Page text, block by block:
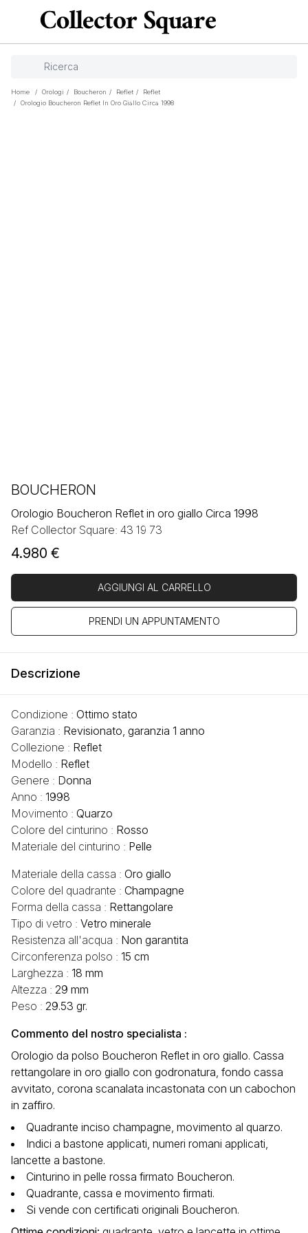
Home / Orologi / Boucheron / Reflet /
Reflet
/
Orologio Boucheron Reflet In Oro Giallo Circa 1998
BOUCHERON
Orologio Boucheron Reflet in oro giallo Circa 1998
Ref Collector Square: 43 19 73
4.980 €
AGGIUNGI AL CARRELLO
PRENDI UN APPUNTAMENTO
Descrizione
Condizione : Ottimo stato
Garanzia : Revisionato, garanzia 1 anno
Collezione : Reflet
Modello : Reflet
Genere : Donna
Anno : 1998
Movimento : Quarzo
Colore del cinturino : Rosso
Materiale del cinturino : Pelle
Materiale della cassa : Oro giallo
Colore del quadrante : Champagne
Forma della cassa : Rettangolare
Tipo di vetro : Vetro minerale
Resistenza all'acqua : Non garantita
Circonferenza polso : 15 cm
Larghezza : 18 mm
Altezza : 29 mm
Peso : 29.53 gr.
Commento del nostro specialista :
Orologio da polso Boucheron Reflet in oro giallo. Cassa
rettangolare in oro giallo con godronatura, fondo cassa
avvitato, corona scanalata incastonata con un cabochon
in zaffiro.
Quadrante inciso champagne, movimento al quarzo.
Indici a bastone applicati, numeri romani applicati,
lancette a bastone.
Cinturino in pelle rossa firmato Boucheron.
Quadrante‚ cassa e movimento firmati.
Si vende con certificati originali Boucheron.